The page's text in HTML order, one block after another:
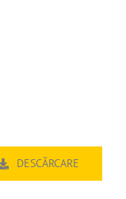
DESCĂRCARE